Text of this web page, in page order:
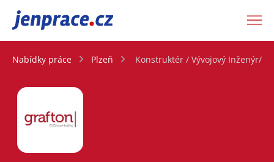
JenPráce.cz
Nabídky práce Plzeň Konstruktér / Vývojový Inženýr/